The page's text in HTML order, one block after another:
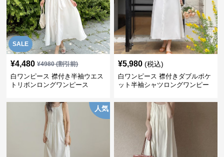
SALE
¥4,480 ¥4980(割引前)
白ワンピース 襟付き半袖ウエス
トリボンロングワンピース
¥5,980 (税込)
白ワンピース 襟付きダブルポケ
ット半袖シャツロングワンピー
人気